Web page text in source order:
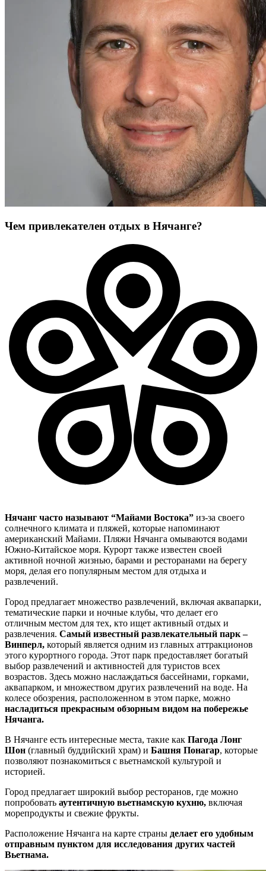
Чем привлекателен отдых в Нячанге?
Нячанг часто называют “Майами Востока” из-за своего
солнечного климата и пляжей, которые напоминают
американский Майами. Пляжи Нячанга омываются водами
Южно-Китайское моря. Курорт также известен своей
активной ночной жизнью, барами и ресторанами на берегу
моря, делая его популярным местом для отдыха и
развлечений.
Город предлагает множество развлечений, включая аквапарки,
тематические парки и ночные клубы, что делает его
отличным местом для тех, кто ищет активный отдых и
развлечения. Самый известный развлекательный парк –
Винперл, который является одним из главных аттракционов
этого курортного города. Этот парк предоставляет богатый
выбор развлечений и активностей для туристов всех
возрастов. Здесь можно наслаждаться бассейнами, горками,
аквапарком, и множеством других развлечений на воде. На
колесе обозрения, расположенном в этом парке, можно
насладиться прекрасным обзорным видом на побережье
Нячанга.
В Нячанге есть интересные места, такие как Пагода Лонг
Шон (главный буддийский храм) и Башня Понагар, которые
позволяют познакомиться с вьетнамской культурой и
историей.
Город предлагает широкий выбор ресторанов, где можно
попробовать аутентичную вьетнамскую кухню, включая
морепродукты и свежие фрукты.
Расположение Нячанга на карте страны делает его удобным
отправным пунктом для исследования других частей
Вьетнама.